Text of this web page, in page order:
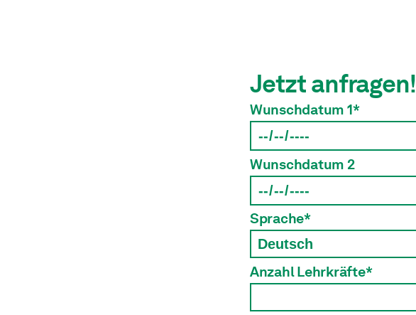
Jetzt anfragen!
Wunschdatum 1*
Wunschdatum 2
Sprache*
Anzahl Lehrkräfte*